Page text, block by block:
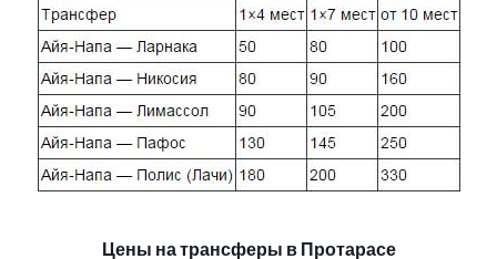
Цены на трансферы в Протарасе